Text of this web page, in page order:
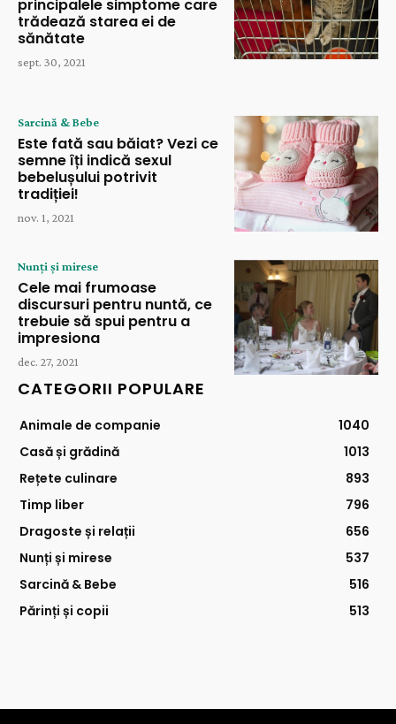
principalele simptome care
trădează starea ei de
sănătate
sept. 30, 2021
Sarcină & Bebe
Este fată sau băiat? Vezi ce
semne îți indică sexul
bebelușului potrivit
tradiției!
nov. 1, 2021
Nunți și mirese
Cele mai frumoase
discursuri pentru nuntă, ce
trebuie să spui pentru a
impresiona
dec. 27, 2021
CATEGORII POPULARE
Animale de companie
1040
Casă și grădină
1013
Rețete culinare
893
Timp liber
796
Dragoste și relații
656
Nunți și mirese
537
Sarcină & Bebe
516
Părinți și copii
513